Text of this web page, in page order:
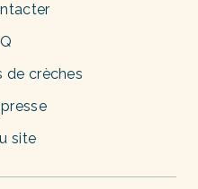
de crèches
site